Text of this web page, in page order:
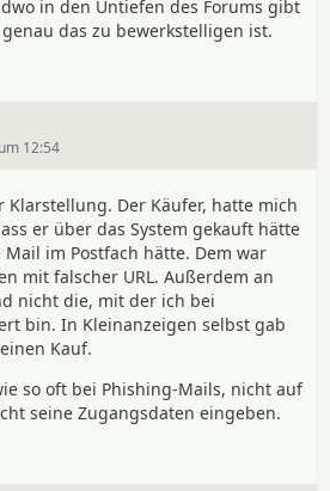
in den Untiefen des Forums gibt
das zu bewerkstelligen ist.
12:54
Klarstellung. Der Käufer, hatte mich
er über das System gekauft hätte
im Postfach hätte. Dem war
mit falscher URL. Außerdem an
nicht die, mit der ich bei
bin. In Kleinanzeigen selbst gab
Kauf.
so oft bei Phishing-Mails, nicht auf
seine Zugangsdaten eingeben.